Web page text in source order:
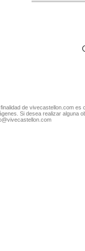
finalidad de vivecastellon.com
Si desea realizar alguna